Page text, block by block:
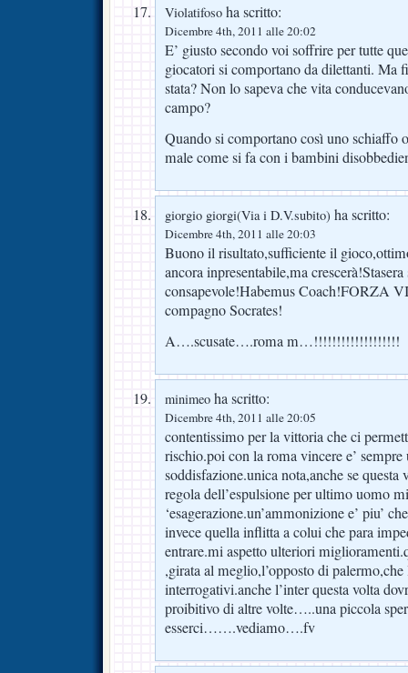
Violatifoso ha scritto:
Dicembre 4th, 2011 alle 20:02
E’ giusto secondo voi soffrire per tutte
giocatori si comportano da dilettanti. Ma
stata? Non lo sapeva che vita
campo?
Quando si comportano così uno schiaffo
male come si fa con i bambini
giorgio giorgi(Via i D.V.subito) ha scritto:
Dicembre 4th, 2011 alle 20:03
Buono il risultato,sufficiente il
ancora inpresentabile,ma crescerà!Stasera
consapevole!Habemus Coach!FORZA
compagno Socrates!
A….scusate….roma m…!!!!!!!!!!!!!!!!!!!
minimeo ha scritto:
Dicembre 4th, 2011 alle 20:05
contentissimo per la vittoria che ci
rischio.poi con la roma vincere e’ sempre
soddisfazione.unica nota,anche se
regola dell’espulsione per ultimo uomo
‘esagerazione.un’ammonizione e’ piu’
invece quella inflitta a colui che para
entrare.mi aspetto ulteriori
,girata al meglio,l’opposto di
interrogativi.anche l’inter questa volta
proibitivo di altre volte…..una piccola
esserci…….vediamo….fv